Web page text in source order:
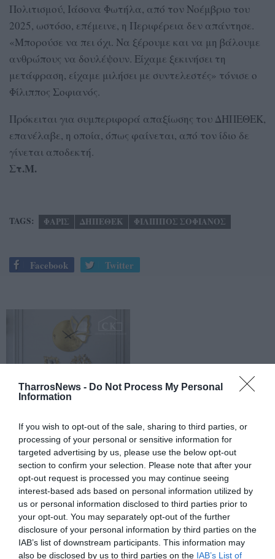
TharrosNews - Do Not Process My Personal
Information
If you wish to opt-out of the sale, sharing to third parties, or
processing of your personal or sensitive information for
targeted advertising by us, please use the below opt-out
section to confirm your selection. Please note that after your
opt-out request is processed you may continue seeing
interest-based ads based on personal information utilized by
us or personal information disclosed to third parties prior to
your opt-out. You may separately opt-out of the further
disclosure of your personal information by third parties on the
IAB’s list of downstream participants. This information may
also be disclosed by us to third parties on the IAB’s List of
Πολιτισμού, Ιάσονα Φωτήλα, από τον Νοέμβριο του
2025, ωστόσο, επέμεινε, η Περιφέρεια δεν απάντησε.
«Μπορούσε να πει όχι. Να ξέρουμε και να μη βάλουμε
ανθρώπους να δουλέψουν. Είχαμε ξεκινήσει τη
μετάφραση, είχαμε μιλήσει με συντελεστές» τόνισε ο
Φίλιππος Σοφιανός.
Πρόκειται για συμπεριφορά απαξίωσης του ΔΗΠΕΘΕΚ,
επανέλαβε, η οποία, όπως φαίνεται, από τον ίδιο δε
γίνεται αποδεκτή.
Στ.Μ.
TAGS: ΦΑΡΙΣ ΔΗΠΕΘΕΚ ΦΙΛΙΠΠΟΣ ΣΟΦΙΑΝΟΣ
Facebook Twitter